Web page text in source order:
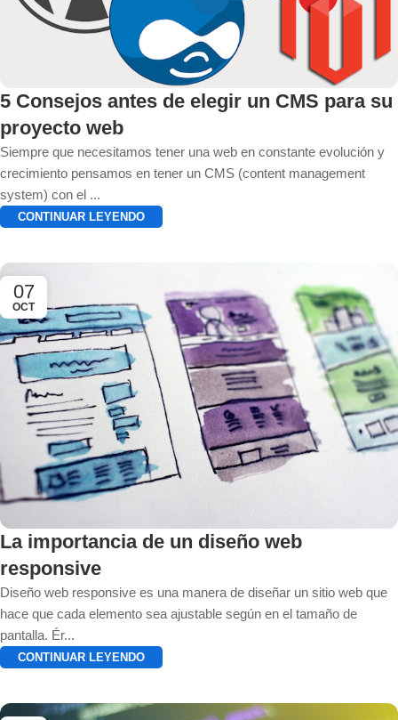
5 Consejos antes de elegir un CMS para su
proyecto web
Siempre que necesitamos tener una web en constante evolución y
crecimiento pensamos en tener un CMS (content management
system) con el ...
CONTINUAR LEYENDO
07
OCT
La importancia de un diseño web
responsive
Diseño web responsive es una manera de diseñar un sitio web que
hace que cada elemento sea ajustable según en el tamaño de
pantalla. Ér...
CONTINUAR LEYENDO